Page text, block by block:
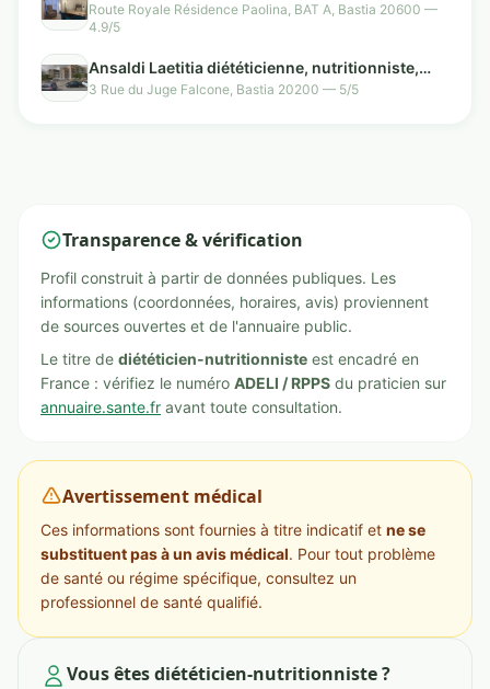
Route Royale Résidence Paolina, BAT A, Bastia 20600 —
4.9/5
Ansaldi Laetitia diététicienne, nutritionniste,
hypnotherapeute et tabacologue
3 Rue du Juge Falcone, Bastia 20200 — 5/5
Transparence & vérification
Profil construit à partir de données publiques. Les
informations (coordonnées, horaires, avis) proviennent
de sources ouvertes et de l'annuaire public.
Le titre de diététicien-nutritionniste est encadré en
France : vérifiez le numéro ADELI / RPPS du praticien sur
annuaire.sante.fr avant toute consultation.
Avertissement médical
Ces informations sont fournies à titre indicatif et ne se
substituent pas à un avis médical. Pour tout problème
de santé ou régime spécifique, consultez un
professionnel de santé qualifié.
Vous êtes diététicien-nutritionniste ?